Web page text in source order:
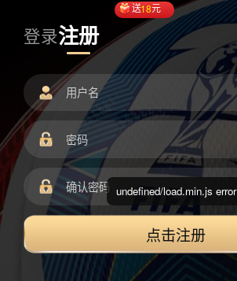
登录注册
送18元
点击注册
undefined/load.min.js error